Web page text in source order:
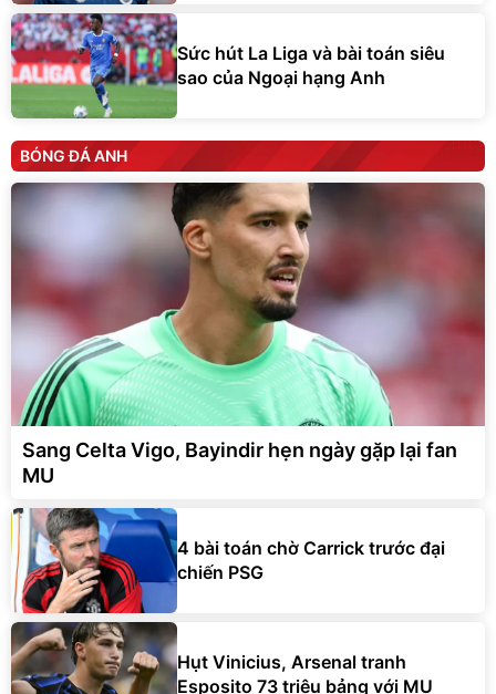
Sức hút La Liga và bài toán siêu
sao của Ngoại hạng Anh
BÓNG ĐÁ ANH
Sang Celta Vigo, Bayindir hẹn ngày gặp lại fan
MU
4 bài toán chờ Carrick trước đại
chiến PSG
Hụt Vinicius, Arsenal tranh
Esposito 73 triệu bảng với MU